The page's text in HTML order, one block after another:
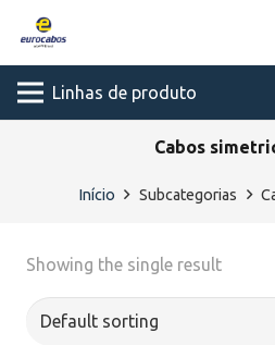
Linhas de produto
Cabos
Início Subcategorias
Showing the single result